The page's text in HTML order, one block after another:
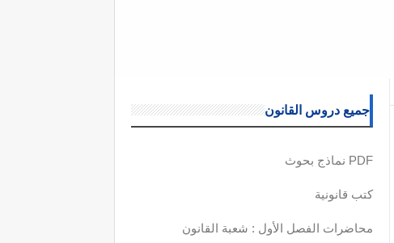
جميع دروس القانون
PDF نماذج بحوث
كتب قانونية
محاضرات الفصل الأول : شعبة القانون